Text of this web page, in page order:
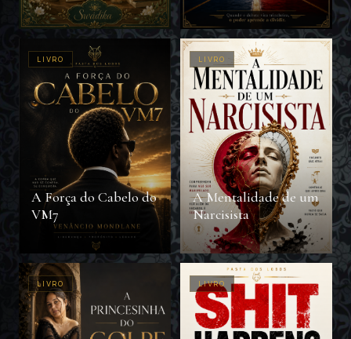
LIVRO
A Força do Cabelo do
VM7
LIVRO
A Mentalidade de um
Narcisista
LIVRO LIVRO